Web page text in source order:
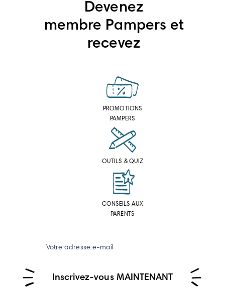
Devenez
membre Pampers et
recevez
PROMOTIONS
PAMPERS
OUTILS & QUIZ
CONSEILS AUX
PARENTS
Votre adresse e-mail
Inscrivez-vous MAINTENANT